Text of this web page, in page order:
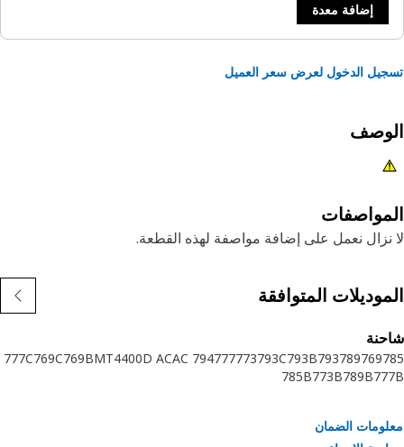
إضافة معدة
الدخول لعرض سعر العميل
نعمل على إضافة مواصفة لهذه القطعة.
المتوافقة
769
789
793
793B
793C
773
777
794 AC
MT4400D AC
769B
769C
777C
789B
773B
785B
الضمان